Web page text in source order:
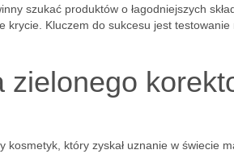
szukać produktów o łagodniejszych
krycie. Kluczem do sukcesu jest
zielonego
kosmetyk, który zyskał uznanie w świecie